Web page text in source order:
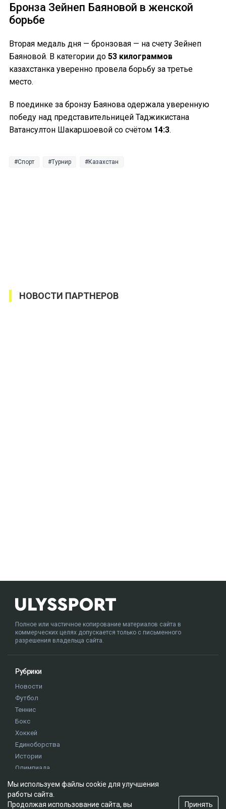
Бронза Зейнеп Баяновой в женской
борьбе
Вторая медаль дня — бронзовая — на счету Зейнеп
Баяновой. В категории до 53 килограммов
казахстанка уверенно провела борьбу за третье
место.
В поединке за бронзу Баянова одержала уверенную
победу над представительницей Таджикистана
Ватансултон Шакаршоевой со счётом 14:3.
Спорт Турнир Казахстан
НОВОСТИ ПАРТНЕРОВ
Полное или частичное копирование материалов сайта в
коммерческих целях допускается только с письменного
разрешения владельца сайта.
Рубрики
Новости
Футбол
Теннис
Бокс
Хоккей
Единоборства
Истории
Олимпиада
Редакция
Мы используем файлы cookie для улучшения
работы сайта.
Продолжая использование сайта, вы
Принять